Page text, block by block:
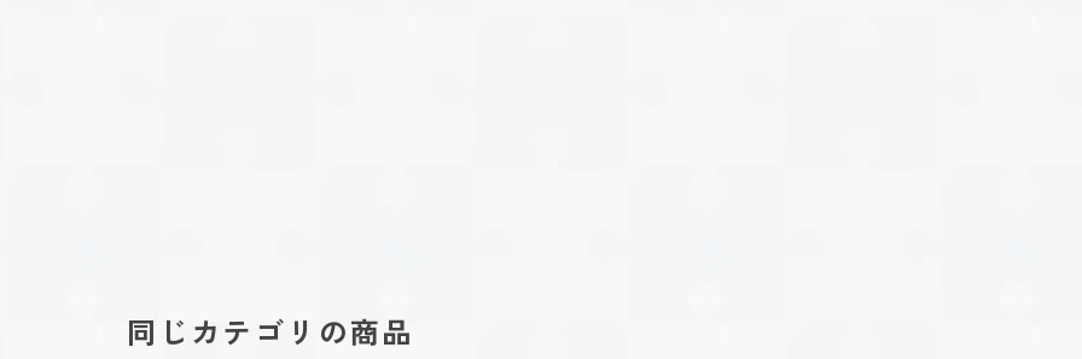
同じカテゴリの商品